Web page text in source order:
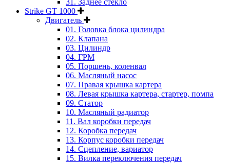
31. Заднее стекло
Strike GT 1000
Двигатель
01. Головка блока цилиндра
02. Клапана
03. Цилиндр
04. ГРМ
05. Поршень, коленвал
06. Масляный насос
07. Правая крышка картера
08. Левая крышка картера, стартер, помпа
09. Статор
10. Масляный радиатор
11. Вал коробки передач
12. Коробка передач
13. Корпус коробки передач
14. Сцепление, вариатор
15. Вилка переключения передач